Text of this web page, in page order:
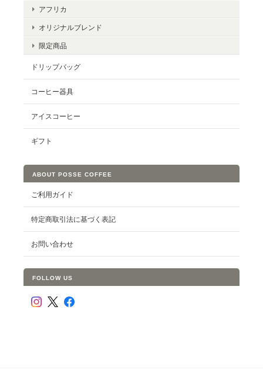
アフリカ
オリジナルブレンド
限定商品
ドリップバッグ
コーヒー器具
アイスコーヒー
ギフト
ABOUT POSSE COFFEE
ご利用ガイド
特定商取引法に基づく表記
お問い合わせ
FOLLOW US